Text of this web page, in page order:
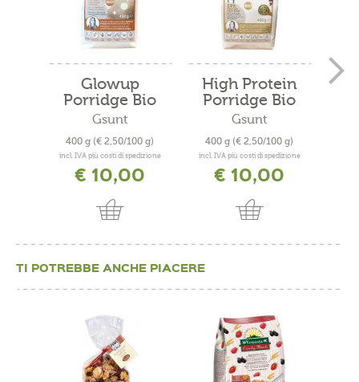
Glowup
Porridge Bio
Gsunt
400 g (€ 2,50/100 g)
incl. IVA più costi di spedizione
€ 10,00
High Protein
Porridge Bio
Gsunt
400 g (€ 2,50/100 g)
incl. IVA più costi di spedizione
€ 10,00
TI POTREBBE ANCHE PIACERE